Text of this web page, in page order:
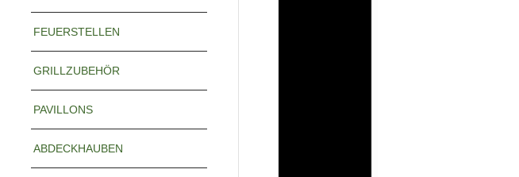
FEUERSTELLEN
GRILLZUBEHÖR
PAVILLONS
ABDECKHAUBEN